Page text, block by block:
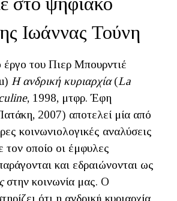
Ιωάννας Τούνη
του Πιερ Μπουρντιέ
Η ανδρική κυριαρχία(La
, 1998, μτφρ. Έφη
2007) αποτελεί μία από
κοινωνιολογικές αναλύσεις
τον οποίο οι έμφυλες
και εδραιώνονται ως
στην κοινωνία μας. Ο
ότι η ανδρική κυριαρχία